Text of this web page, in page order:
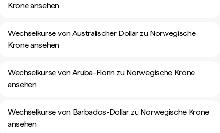
Krone ansehen
Wechselkurse von Australischer Dollar zu Norwegische
Krone ansehen
Wechselkurse von Aruba-Florin zu Norwegische Krone
ansehen
Wechselkurse von Barbados-Dollar zu Norwegische Krone
ansehen